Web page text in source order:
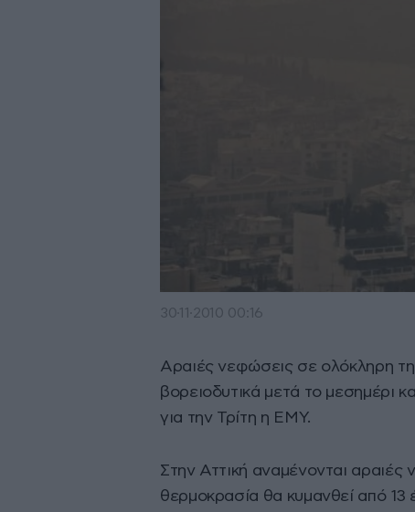
30·11·2010 00:16
Αραιές νεφώσεις σε ολόκληρη
βορειοδυτικά μετά το μεσημέρι
για την Τρίτη η ΕΜΥ.
Στην Αττική αναμένονται
θερμοκρασία θα κυμανθεί από 13